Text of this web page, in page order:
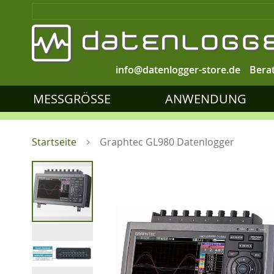
info@datenlogger-store.de
MESSGRÖSSE ANWENDUNG
Startseite Graphtec GL980 Datenlogger
Zum
Ende
der
Bildgalerie
springen